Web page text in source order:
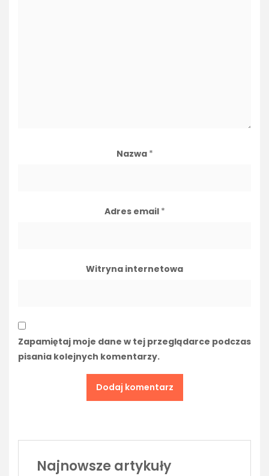
Nazwa *
Adres email *
Witryna internetowa
Zapamiętaj moje dane w tej przeglądarce podczas
pisania kolejnych komentarzy.
Najnowsze artykuły